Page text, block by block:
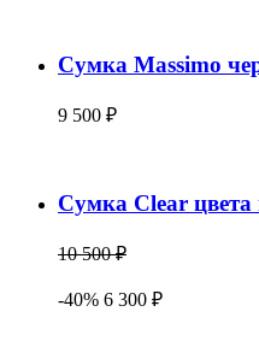
Сумка Massimo
9 500 ₽
Сумка Clear цвета
10 500 ₽
-40% 6 300 ₽